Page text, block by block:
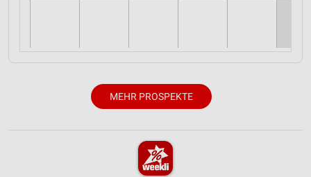
MEHR PROSPEKTE